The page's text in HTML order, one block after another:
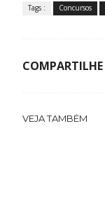
Tags : Concursos
COMPARTILHE
VEJA TAMBÉM